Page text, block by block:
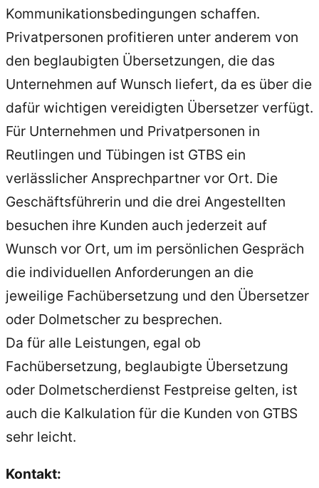
Kommunikationsbedingungen schaffen.
Privatpersonen profitieren unter anderem von
den beglaubigten Übersetzungen, die das
Unternehmen auf Wunsch liefert, da es über die
dafür wichtigen vereidigten Übersetzer verfügt.
Für Unternehmen und Privatpersonen in
Reutlingen und Tübingen ist GTBS ein
verlässlicher Ansprechpartner vor Ort. Die
Geschäftsführerin und die drei Angestellten
besuchen ihre Kunden auch jederzeit auf
Wunsch vor Ort, um im persönlichen Gespräch
die individuellen Anforderungen an die
jeweilige Fachübersetzung und den Übersetzer
oder Dolmetscher zu besprechen.
Da für alle Leistungen, egal ob
Fachübersetzung, beglaubigte Übersetzung
oder Dolmetscherdienst Festpreise gelten, ist
auch die Kalkulation für die Kunden von GTBS
sehr leicht.
Kontakt: